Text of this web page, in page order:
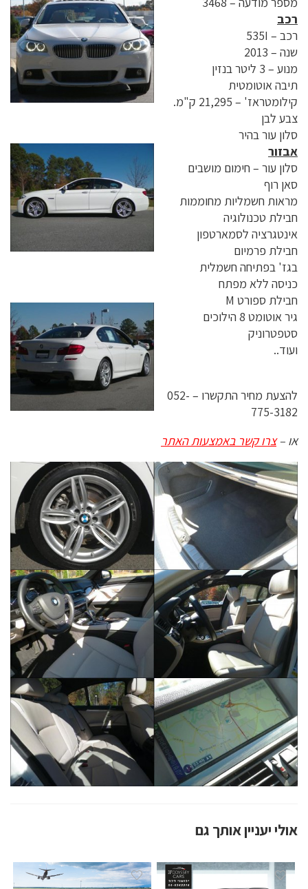
רכב
רכב – 535I
שנה – 2013
מנוע – 3 ליטר בנזין
תיבה אוטומטית
קילומטראז' – 21,295 ק"מ.
צבע לבן
סלון עור בהיר
אבזור
סלון עור – חימום מושבים
סאן רוף
מראות חשמליות מחוממות
חבילת טכנולוגיה
אינטגרציה לסמארטפון
חבילת פרמיום
בגז' בפתיחה חשמלית
כניסה ללא מפתח
חבילת ספורט M
גיר אוטומט 8 הילוכים
סטפטרוניק
ועוד..
להצעת מחיר התקשרו – 052-
775-3182
או –צרו קשר באמצעות האתר
אולי יעניין אותך גם